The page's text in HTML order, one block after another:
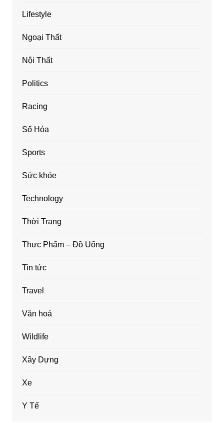
Lifestyle
Ngoại Thất
Nội Thất
Politics
Racing
Số Hóa
Sports
Sức khỏe
Technology
Thời Trang
Thực Phẩm – Đồ Uống
Tin tức
Travel
Văn hoá
Wildlife
Xây Dựng
Xe
Y Tế